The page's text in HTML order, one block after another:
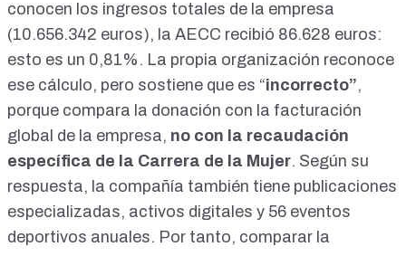
conocen los ingresos totales de la empresa
(10.656.342 euros), la AECC recibió 86.628 euros:
esto es un 0,81%. La propia organización reconoce
ese cálculo, pero sostiene que es “incorrecto”,
porque compara la donación con la facturación
global de la empresa, no con la recaudación
específica de la Carrera de la Mujer. Según su
respuesta, la compañía también tiene publicaciones
especializadas, activos digitales y 56 eventos
deportivos anuales. Por tanto, comparar la